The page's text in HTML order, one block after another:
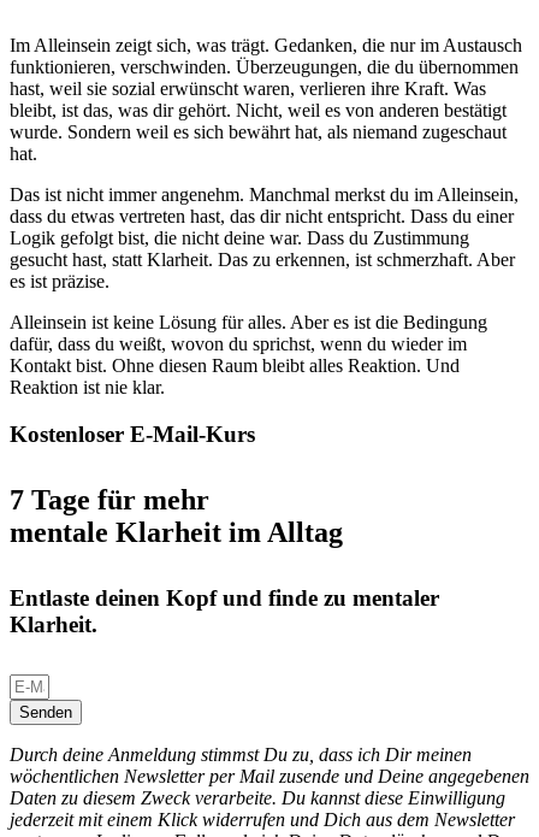
Im Alleinsein zeigt sich, was trägt. Gedanken, die nur im Austausch
funktionieren, verschwinden. Überzeugungen, die du übernommen
hast, weil sie sozial erwünscht waren, verlieren ihre Kraft. Was
bleibt, ist das, was dir gehört. Nicht, weil es von anderen bestätigt
wurde. Sondern weil es sich bewährt hat, als niemand zugeschaut
hat.
Das ist nicht immer angenehm. Manchmal merkst du im Alleinsein,
dass du etwas vertreten hast, das dir nicht entspricht. Dass du einer
Logik gefolgt bist, die nicht deine war. Dass du Zustimmung
gesucht hast, statt Klarheit. Das zu erkennen, ist schmerzhaft. Aber
es ist präzise.
Alleinsein ist keine Lösung für alles. Aber es ist die Bedingung
dafür, dass du weißt, wovon du sprichst, wenn du wieder im
Kontakt bist. Ohne diesen Raum bleibt alles Reaktion. Und
Reaktion ist nie klar.
Kostenloser E-Mail-Kurs
7 Tage für mehr
mentale Klarheit im Alltag
Entlaste deinen Kopf und finde zu mentaler
Klarheit.
Senden
Durch deine Anmeldung stimmst Du zu, dass ich Dir meinen
wöchentlichen Newsletter per Mail zusende und Deine angegebenen
Daten zu diesem Zweck verarbeite. Du kannst diese Einwilligung
jederzeit mit einem Klick widerrufen und Dich aus dem Newsletter